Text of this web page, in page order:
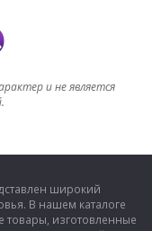
и не является
широкий
В нашем каталоге
изготовленные